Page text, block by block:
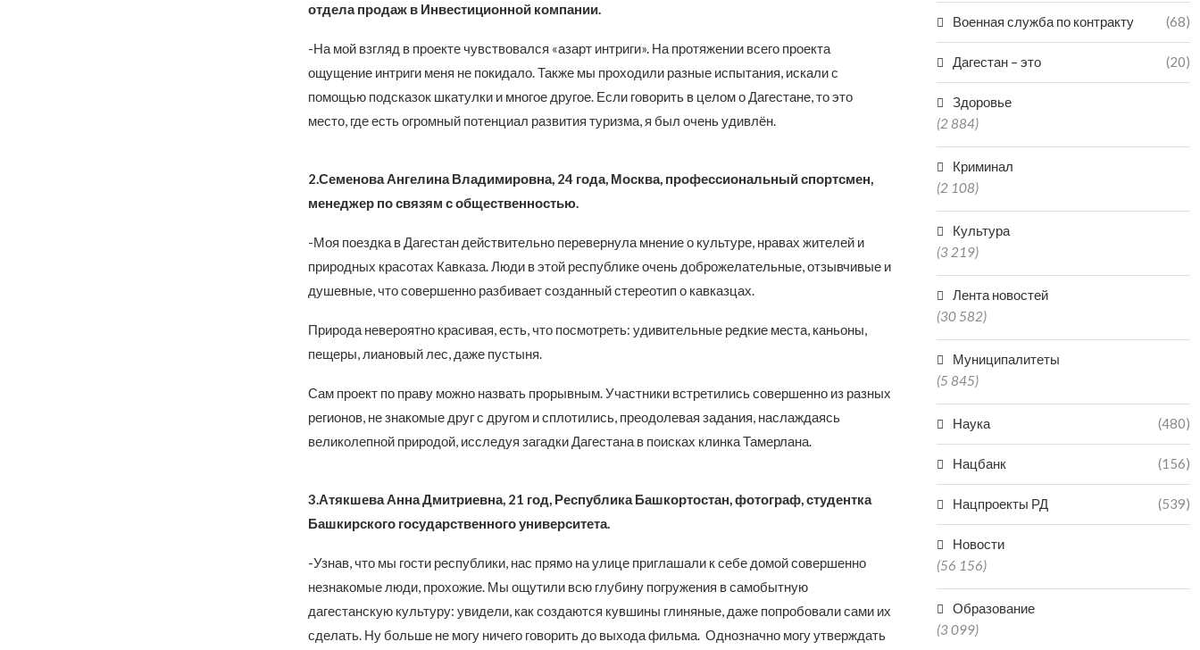
отдела продаж в Инвестиционной компании.
-На мой взгляд в проекте чувствовался «азарт интриги». На протяжении всего проекта
ощущение интриги меня не покидало. Также мы проходили разные испытания, искали с
помощью подсказок шкатулки и многое другое. Если говорить в целом о Дагестане, то это
место, где есть огромный потенциал развития туризма, я был очень удивлён.
2.Семенова Ангелина Владимировна, 24 года, Москва, профессиональный спортсмен,
менеджер по связям с общественностью.
-Моя поездка в Дагестан действительно перевернула мнение о культуре, нравах жителей и
природных красотах Кавказа. Люди в этой республике очень доброжелательные, отзывчивые и
душевные, что совершенно разбивает созданный стереотип о кавказцах.
Природа невероятно красивая, есть, что посмотреть: удивительные редкие места, каньоны,
пещеры, лиановый лес, даже пустыня.
Сам проект по праву можно назвать прорывным. Участники встретились совершенно из разных
регионов, не знакомые друг с другом и сплотились, преодолевая задания, наслаждаясь
великолепной природой, исследуя загадки Дагестана в поисках клинка Тамерлана.
3.Атякшева Анна Дмитриевна, 21 год, Республика Башкортостан, фотограф, студентка
Башкирского государственного университета.
-Узнав, что мы гости республики, нас прямо на улице приглашали к себе домой совершенно
незнакомые люди, прохожие. Мы ощутили всю глубину погружения в самобытную
дагестанскую культуру: увидели, как создаются кувшины глиняные, даже попробовали сами их
сделать. Ну больше не могу ничего говорить до выхода фильма. Однозначно могу утверждать
Военная служба по контракту (68)
Дагестан – это (20)
Здоровье
(2 884)
Криминал
(2 108)
Культура
(3 219)
Лента новостей
(30 582)
Муниципалитеты
(5 845)
Наука (480)
Нацбанк (156)
Нацпроекты РД (539)
Новости
(56 156)
Образование
(3 099)